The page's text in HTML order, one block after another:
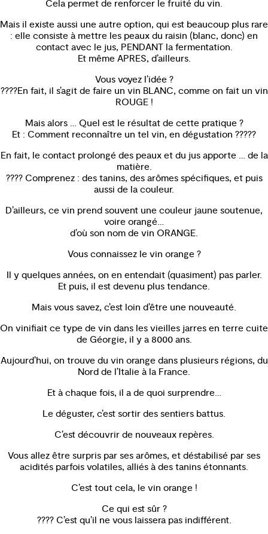
Cela permet de renforcer le fruité du vin.
Mais il existe aussi une autre option, qui est beaucoup plus rare
: elle consiste à mettre les peaux du raisin (blanc, donc) en
contact avec le jus, PENDANT la fermentation.
Et même APRES, d’ailleurs.
Vous voyez l’idée ?
????En fait, il s’agit de faire un vin BLANC, comme on fait un vin
ROUGE !
Mais alors … Quel est le résultat de cette pratique ?
Et : Comment reconnaître un tel vin, en dégustation ?????
En fait, le contact prolongé des peaux et du jus apporte … de la
matière.
???? Comprenez : des tanins, des arômes spécifiques, et puis
aussi de la couleur.
D’ailleurs, ce vin prend souvent une couleur jaune soutenue,
voire orangé…
d’où son nom de vin ORANGE.
Vous connaissez le vin orange ?
Il y quelques années, on en entendait (quasiment) pas parler.
Et puis, il est devenu plus tendance.
Mais vous savez, c’est loin d’être une nouveauté.
On vinifiait ce type de vin dans les vieilles jarres en terre cuite
de Géorgie, il y a 8000 ans.
Aujourd’hui, on trouve du vin orange dans plusieurs régions, du
Nord de l’Italie à la France.
Et à chaque fois, il a de quoi surprendre…
Le déguster, c’est sortir des sentiers battus.
C’est découvrir de nouveaux repères.
Vous allez être surpris par ses arômes, et déstabilisé par ses
acidités parfois volatiles, alliés à des tanins étonnants.
C’est tout cela, le vin orange !
Ce qui est sûr ?
???? C’est qu’il ne vous laissera pas indifférent.